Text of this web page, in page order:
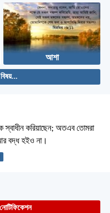
আশা
স্বাধীন করিয়াছেন; অতএব তোমরা
বদ্ধ হইও না।